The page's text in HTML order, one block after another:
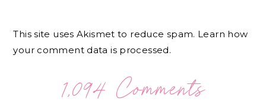
This site uses Akismet to reduce spam. Learn how
your comment data is processed.
1,094 Comments